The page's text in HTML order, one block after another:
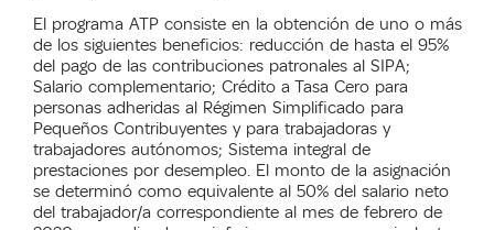
El programa ATP consiste en la obtención de uno o más
de los siguientes beneficios: reducción de hasta el 95%
del pago de las contribuciones patronales al SIPA;
Salario complementario; Crédito a Tasa Cero para
personas adheridas al Régimen Simplificado para
Pequeños Contribuyentes y para trabajadoras y
trabajadores autónomos; Sistema integral de
prestaciones por desempleo. El monto de la asignación
se determinó como equivalente al 50% del salario neto
del trabajador/a correspondiente al mes de febrero de